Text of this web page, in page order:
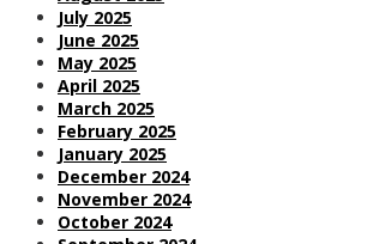
July 2025
June 2025
May 2025
April 2025
March 2025
February 2025
January 2025
December 2024
November 2024
October 2024